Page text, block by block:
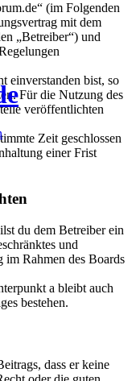
(im Folgenden
mit dem
„Betreiber“) und
einverstanden bist, so
Für die Nutzung des
veröffentlichten
Zeit geschlossen
einer Frist
du dem Betreiber ein
und
im Rahmen des Boards
a bleibt auch
bestehen.
dass er keine